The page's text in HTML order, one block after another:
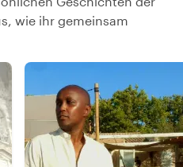
wie ihr gemeinsam